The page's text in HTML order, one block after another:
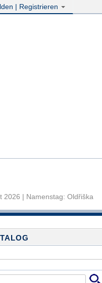
| Registrieren
2026 | Namenstag: Oldřiška